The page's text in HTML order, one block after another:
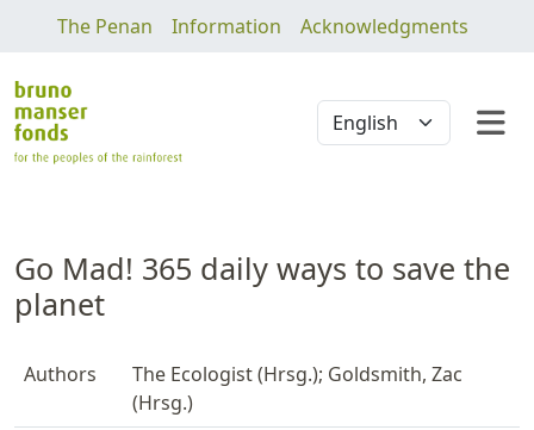
The Penan Information Acknowledgments
Go Mad! 365 daily ways to save the
planet
Authors
The Ecologist (Hrsg.); Goldsmith, Zac
(Hrsg.)